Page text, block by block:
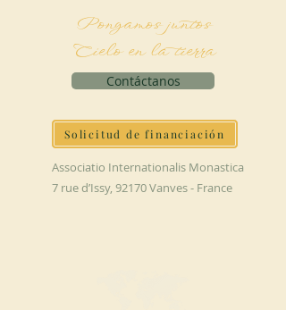
Pongamos juntos
Cielo en la tierra
Contáctanos
Solicitud de financiación
Associatio Internationalis Monastica
7 rue d’Issy, 92170 Vanves - France